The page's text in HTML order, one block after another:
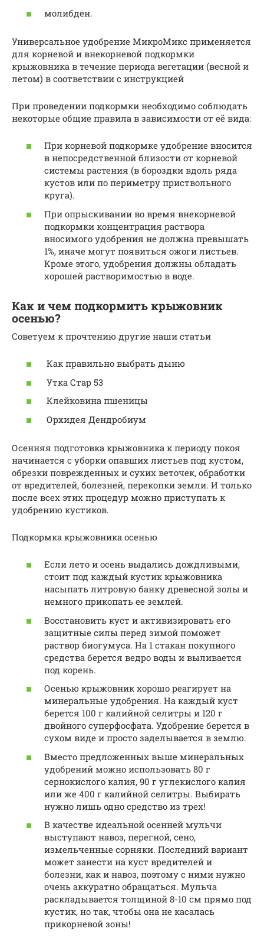
молибден.
Универсальное удобрение МикроМикс применяется
для корневой и внекорневой подкормки
крыжовника в течение периода вегетации (весной и
летом) в соответствии с инструкцией
При проведении подкормки необходимо соблюдать
некоторые общие правила в зависимости от её вида:
При корневой подкормке удобрение вносится
в непосредственной близости от корневой
системы растения (в бороздки вдоль ряда
кустов или по периметру приствольного
круга).
При опрыскивании во время внекорневой
подкормки концентрация раствора
вносимого удобрения не должна превышать
1%, иначе могут появиться ожоги листьев.
Кроме этого, удобрения должны обладать
хорошей растворимостью в воде.
Как и чем подкормить крыжовник
осенью?
Советуем к прочтению другие наши статьи
Как правильно выбрать дыню
Утка Стар 53
Клейковина пшеницы
Орхидея Дендробиум
Осенняя подготовка крыжовника к периоду покоя
начинается с уборки опавших листьев под кустом,
обрезки поврежденных и сухих веточек, обработки
от вредителей, болезней, перекопки земли. И только
после всех этих процедур можно приступать к
удобрению кустиков.
Подкормка крыжовника осенью
Если лето и осень выдались дождливыми,
стоит под каждый кустик крыжовника
насыпать литровую банку древесной золы и
немного прикопать ее землей.
Восстановить куст и активизировать его
защитные силы перед зимой поможет
раствор биогумуса. На 1 стакан покупного
средства берется ведро воды и выливается
под корень.
Осенью крыжовник хорошо реагирует на
минеральные удобрения. На каждый куст
берется 100 г калийной селитры и 120 г
двойного суперфосфата. Удобрение берется в
сухом виде и просто заделывается в землю.
Вместо предложенных выше минеральных
удобрений можно использовать 80 г
сернокислого калия, 90 г углекислого калия
или же 400 г калийной селитры. Выбирать
нужно лишь одно средство из трех!
В качестве идеальной осенней мульчи
выступают навоз, перегной, сено,
измельченные сорняки. Последний вариант
может занести на куст вредителей и
болезни, как и навоз, поэтому с ними нужно
очень аккуратно обращаться. Мульча
раскладывается толщиной 8-10 см прямо под
кустик, но так, чтобы она не касалась
прикорневой зоны!